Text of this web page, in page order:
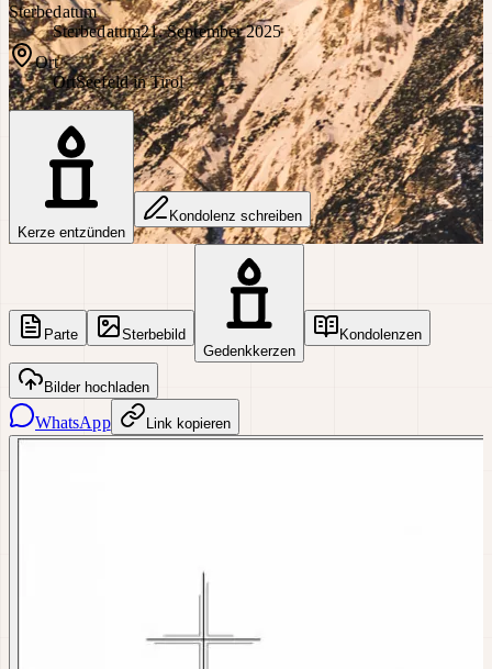
Sterbedatum
Sterbedatum21. September 2025
Ort
OrtSeefeld in Tirol
Kerze entzünden
Kondolenz schreiben
Parte
Sterbebild
Gedenkkerzen
Kondolenzen
Bilder hochladen
WhatsApp Link kopieren